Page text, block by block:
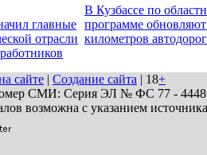
главные
отрасли
В Кузбассе по
программе
километров автодорог
сайте | Создание сайта | 18+
СМИ: Серия ЭЛ № ФС 77 - 44486
возможна с указанием